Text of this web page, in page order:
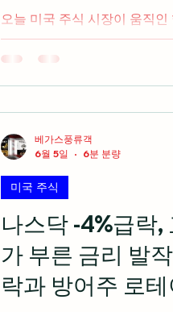
오늘 미국 주식 시장이 움직
음(미 동부 시간 오후 4시 기
협 정상화 합의로 WTI 유가가
주 및 중소형주 중심의 러셀
주 과열 부담과 마이크론의 실
스닥과 S&P500이 3거래일
심의 시장에서 벗어나 항공,
중 지수(RSP)가 시가총액 지
이션 전개 5월 신규 주택 판매
며 부진했으나 평균 판매 가
부동산 펀더멘털 노출 미국 주
갈린 3대 지수 오늘 미국 증
이 누적되며 대형 기술주를 중
나스닥 -4%급락,
가 부른 금리 발
락과 방어주 로
미국 주식
베가스풍류객
6월 5일
6분 분량